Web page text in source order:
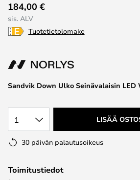
to
the
beginning
the
images
gallery
Sandvik Down Ulko Seinävalaisin
184,00 €
sis. ALV
Tuotetietolomake
1 LISÄÄ
30 päivän palautusoikeus
Toimitustiedot